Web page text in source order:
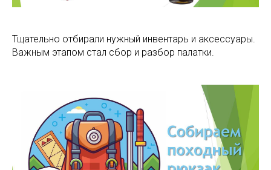
Тщательно отбирали нужный инвентарь и аксессуары.
Важным этапом стал сбор и разбор палатки.